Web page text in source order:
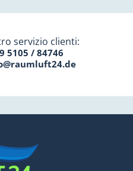
servizio clienti:
5105 / 84746